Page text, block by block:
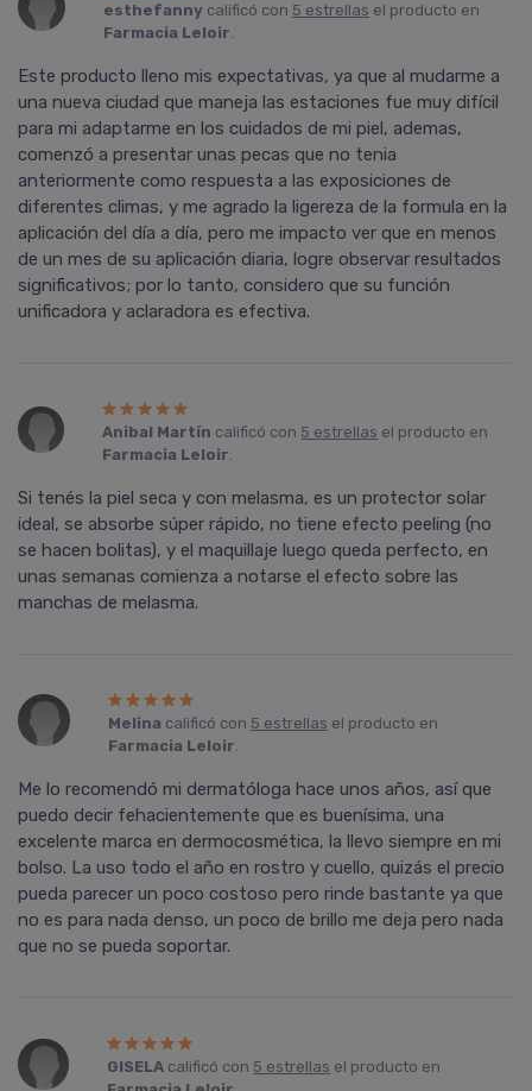
esthefanny calificó con 5 estrellas el producto en
Farmacia Leloir.
Este producto lleno mis expectativas, ya que al mudarme a
una nueva ciudad que maneja las estaciones fue muy difí­cil
para mi adaptarme en los cuidados de mi piel, ademas,
comenzó a presentar unas pecas que no tenia
anteriormente como respuesta a las exposiciones de
diferentes climas, y me agrado la ligereza de la formula en la
aplicación del dí­a a dí­a, pero me impacto ver que en menos
de un mes de su aplicación diaria, logre observar resultados
significativos; por lo tanto, considero que su función
unificadora y aclaradora es efectiva.
Anibal Martín calificó con 5 estrellas el producto en
Farmacia Leloir.
Si tenés la piel seca y con melasma, es un protector solar
ideal, se absorbe súper rápido, no tiene efecto peeling (no
se hacen bolitas), y el maquillaje luego queda perfecto, en
unas semanas comienza a notarse el efecto sobre las
manchas de melasma.
Melina calificó con 5 estrellas el producto en
Farmacia Leloir.
Me lo recomendó mi dermatóloga hace unos años, así que
puedo decir fehacientemente que es buenísima, una
excelente marca en dermocosmética, la llevo siempre en mi
bolso. La uso todo el año en rostro y cuello, quizás el precio
pueda parecer un poco costoso pero rinde bastante ya que
no es para nada denso, un poco de brillo me deja pero nada
que no se pueda soportar.
GISELA calificó con 5 estrellas el producto en